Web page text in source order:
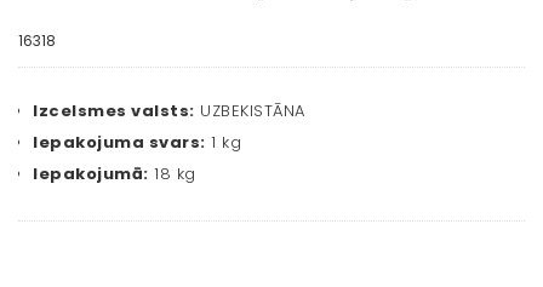
16318
Izcelsmes valsts: UZBEKISTĀNA
Iepakojuma svars: 1 kg
Iepakojumā: 18 kg